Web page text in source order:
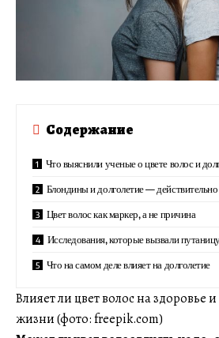
Содержание
Что выяснили ученые о цвете волос и
Блондины и долголетие — действительно
Цвет волос как маркер, а не причина
Исследования, которые вызвали
Что на самом деле влияет на долголетие
Влияет ли цвет волос на здоровье
жизни (фото: freepik.com)